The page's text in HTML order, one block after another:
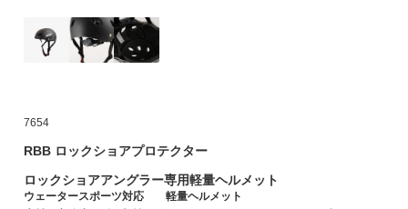
7654
RBB ロックショアプロテクター
ロックショアアングラー専用軽量ヘルメット
ウェータースポーツ対応 軽量ヘルメット